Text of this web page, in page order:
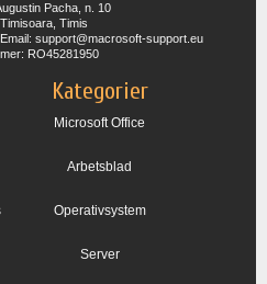
Pacha, n. 10
Timis
support@macrosoft-support.eu
RO45281950
Kategorier
Microsoft Office
Arbetsblad
Operativsystem
Server